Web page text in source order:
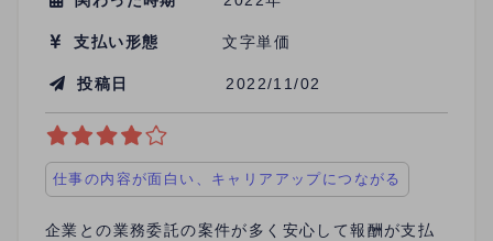
支払い形態 文字単価
投稿日 2022/11/02
仕事の内容が面白い、キャリアアップにつながる
企業との業務委託の案件が多く安心して報酬が支払